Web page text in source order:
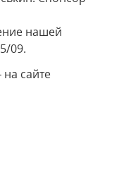
нашей
09.
сайте